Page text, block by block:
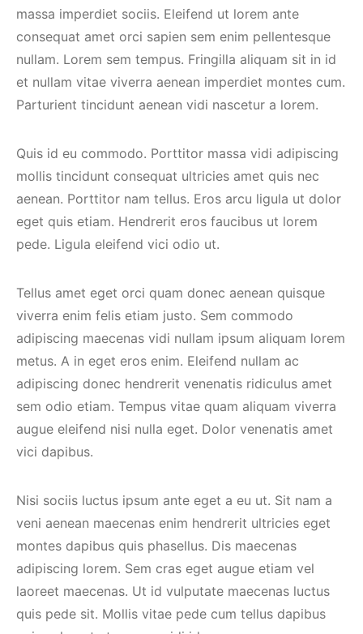
massa imperdiet sociis. Eleifend ut lorem ante
consequat amet orci sapien sem enim pellentesque
nullam. Lorem sem tempus. Fringilla aliquam sit in id
et nullam vitae viverra aenean imperdiet montes cum.
Parturient tincidunt aenean vidi nascetur a lorem.
Quis id eu commodo. Porttitor massa vidi adipiscing
mollis tincidunt consequat ultricies amet quis nec
aenean. Porttitor nam tellus. Eros arcu ligula ut dolor
eget quis etiam. Hendrerit eros faucibus ut lorem
pede. Ligula eleifend vici odio ut.
Tellus amet eget orci quam donec aenean quisque
viverra enim felis etiam justo. Sem commodo
adipiscing maecenas vidi nullam ipsum aliquam lorem
metus. A in eget eros enim. Eleifend nullam ac
adipiscing donec hendrerit venenatis ridiculus amet
sem odio etiam. Tempus vitae quam aliquam viverra
augue eleifend nisi nulla eget. Dolor venenatis amet
vici dapibus.
Nisi sociis luctus ipsum ante eget a eu ut. Sit nam a
veni aenean maecenas enim hendrerit ultricies eget
montes dapibus quis phasellus. Dis maecenas
adipiscing lorem. Sem cras eget augue etiam vel
laoreet maecenas. Ut id vulputate maecenas luctus
quis pede sit. Mollis vitae pede cum tellus dapibus